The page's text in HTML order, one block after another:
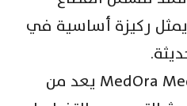
ركيزة أساسية في
وأضاف أن MedOra Medical Center يعد من